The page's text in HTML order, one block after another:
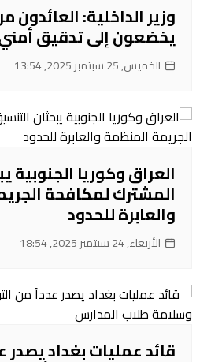
وزير الداخلية:
يخضعون إلى تدقيق
الخميس, 25 سبتمبر 2025, 13:54
العراق وكوريا الجنوبية
المشترك لمكافحة
والعابرة للحدود
الأربعاء, 24 سبتمبر 2025, 18:54
قائد عمليات بغداد يصدر